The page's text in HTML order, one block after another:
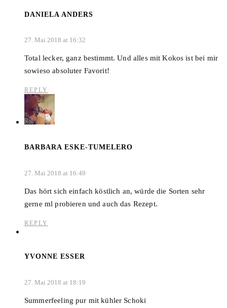
DANIELA ANDERS
27. Mai 2018 at 16:32
Total lecker, ganz bestimmt. Und alles mit Kokos ist bei mir
sowieso absoluter Favorit!
REPLY
BARBARA ESKE-TUMELERO
27. Mai 2018 at 16:49
Das hört sich einfach köstlich an, würde die Sorten sehr
gerne ml probieren und auch das Rezept.
REPLY
YVONNE ESSER
27. Mai 2018 at 18:19
Summerfeeling pur mit kühler Schoki